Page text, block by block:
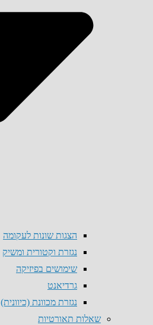
הצגות שונות לעקומה
נגזרת וקטורית ומשיק
שימושים בפיזיקה
גרדיאנט
נגזרת מכוונת (כיוונית)
שאלות תאורטיות